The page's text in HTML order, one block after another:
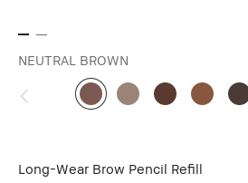
NEUTRAL BROWN
Long-Wear Brow Pencil Refill